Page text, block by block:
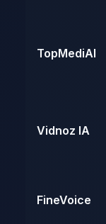
TopMediAI
Vidnoz IA
FineVoice